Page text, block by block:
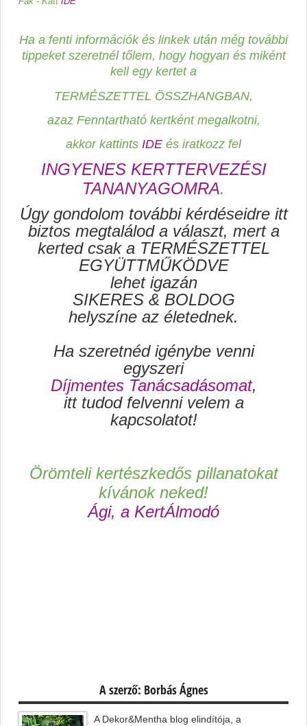
Ha a fenti információk és linkek után még további
tippeket szeretnél tőlem, hogy hogyan és miként
kell egy kertet a
TERMÉSZETTEL ÖSSZHANGBAN,
azaz Fenntartható kertként megalkotni,
akkor kattints IDE és iratkozz fel
INGYENES KERTTERVEZÉSI
TANANYAGOMRA.
Úgy gondolom további kérdéseidre itt
biztos megtalálod a választ, mert a
kerted csak a TERMÉSZETTEL
EGYÜTTMŰKÖDVE
lehet igazán
SIKERES & BOLDOG
helyszíne az életednek.
Ha szeretnéd igénybe venni
egyszeri
Díjmentes Tanácsadásomat,
itt tudod felvenni velem a
kapcsolatot!
Örömteli kertészkedős pillanatokat
kívánok neked!
Ági, a KertÁlmodó
A szerző: Borbás Ágnes
A Dekor&Mentha blog elindítója, a